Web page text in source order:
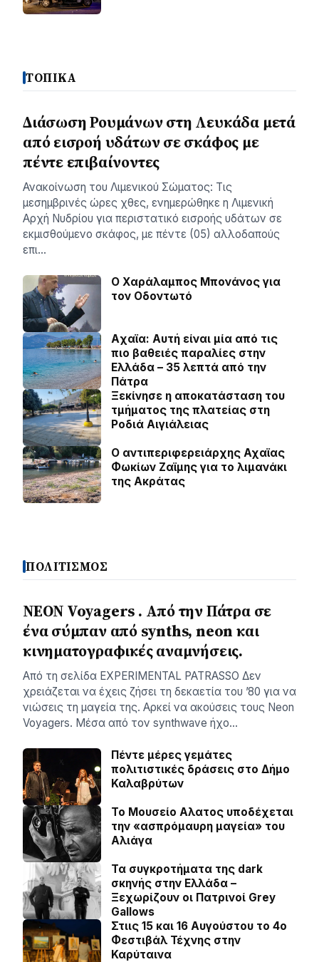
ΤΟΠΙΚΑ
Διάσωση Ρουμάνων στη Λευκάδα μετά
από εισροή υδάτων σε σκάφος με
πέντε επιβαίνοντες
Ανακοίνωση του Λιμενικού Σώματος: Τις
μεσημβρινές ώρες χθες, ενημερώθηκε η Λιμενική
Αρχή Νυδρίου για περιστατικό εισροής υδάτων σε
εκμισθούμενο σκάφος, με πέντε (05) αλλοδαπούς
επι…
Ο Χαράλαμπος Μπονάνος για
τον Οδοντωτό
Aχαϊα: Αυτή είναι μία από τις
πιο βαθειές παραλίες στην
Ελλάδα – 35 λεπτά από την
Πάτρα
Ξεκίνησε η αποκατάσταση του
τμήματος της πλατείας στη
Ροδιά Αιγιάλειας
O αντιπεριφερειάρχης Αχαϊας
Φωκίων Ζαϊμης για το λιμανάκι
της Ακράτας
ΠΟΛΙΤΙΣΜΟΣ
NEON Voyagers . Από την Πάτρα σε
ένα σύμπαν από synths, neon και
κινηματογραφικές αναμνήσεις.
Aπό τη σελίδα ΕXPERIMENTAL PATRASSO Δεν
χρειάζεται να έχεις ζήσει τη δεκαετία του ’80 για να
νιώσεις τη μαγεία της. Αρκεί να ακούσεις τους Neon
Voyagers. Μέσα από τον synthwave ήχο…
Πέντε μέρες γεμάτες
πολιτιστικές δράσεις στο Δήμο
Καλαβρύτων
Το Μουσείο Αλατος υποδέχεται
την «ασπρόμαυρη μαγεία» του
Αλιάγα
Τα συγκροτήματα της dark
σκηνής στην Ελλάδα –
Ξεχωρίζουν οι Πατρινοί Grey
Gallows
Στιις 15 και 16 Αυγούστου το 4ο
Φεστιβάλ Τέχνης στην
Καρύταινα